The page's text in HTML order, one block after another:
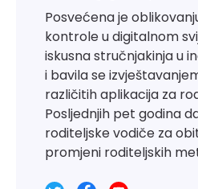
Posvećena je
kontrole u digitalnom
iskusna stručnjakinja u
i bavila se
različitih aplikacija za
Posljednjih pet godina
roditeljske vodiče za
promjeni roditeljskih